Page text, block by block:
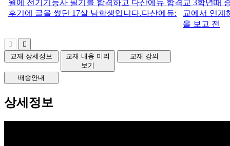
월에 전기기능사 필기를 합격하고 다산에듀 합격
후기에 글을 썼던 17살 남학생입니다.다산에듀:
교 3학년때
교에서 연계
을 보고 전
교재 상세정보
교재 내용 미리
보기
교재 강의
배송안내
상세정보